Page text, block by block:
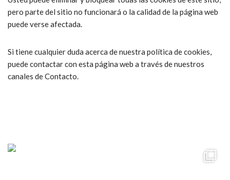
pero parte del sitio no funcionará o la calidad de la página web
puede verse afectada.
Si tiene cualquier duda acerca de nuestra política de cookies,
puede contactar con esta página web a través de nuestros
canales de Contacto.